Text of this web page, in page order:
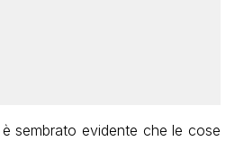
sembrato evidente che le cose